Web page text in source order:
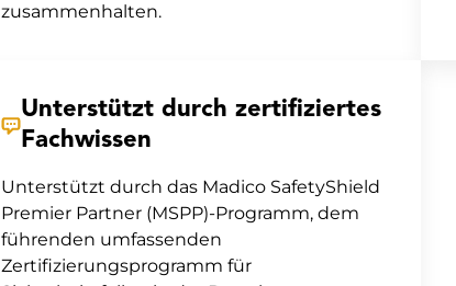
zusammenhalten.
Unterstützt durch zertifiziertes
Fachwissen
Unterstützt durch das Madico SafetyShield
Premier Partner (MSPP)-Programm, dem
führenden umfassenden
Zertifizierungsprogramm für